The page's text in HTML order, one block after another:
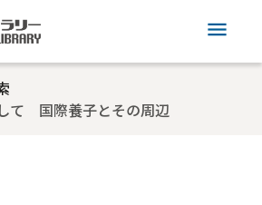
menu
て 国際養子とその周辺